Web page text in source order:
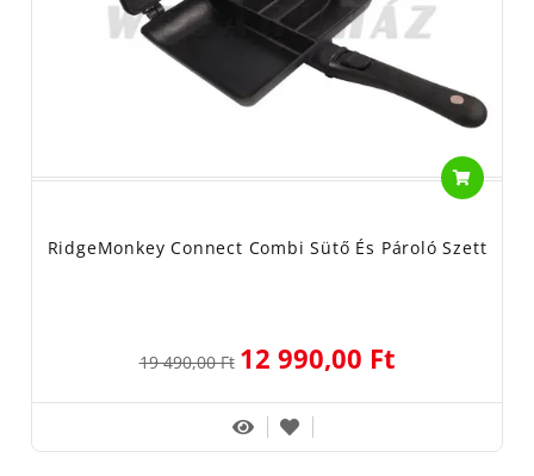
RidgeMonkey Connect Combi Sütő És Pároló Szett
19 490,00 Ft 12 990,00 Ft